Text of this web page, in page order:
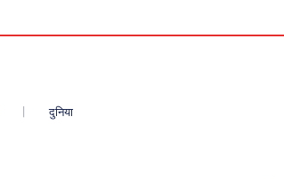
दुनिया